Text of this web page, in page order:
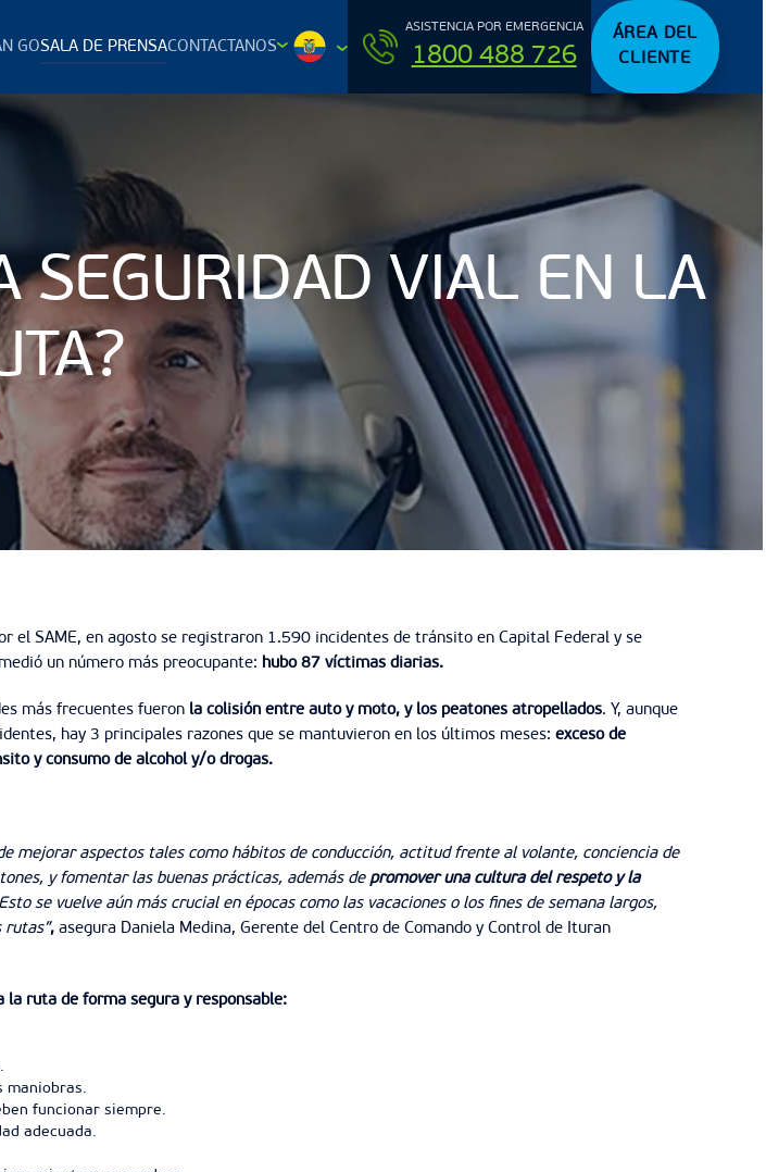
GOSALA DE PRENSACONTACTANOS
ASISTENCIA POR EMERGENCIA
1800 488 726
ÁREA DEL
CLIENTE
SEGURIDAD VIAL EN LA
el SAME, en agosto se registraron 1.590 incidentes de tránsito en Capital Federal y se
un número más preocupante: hubo 87 víctimas diarias.
más frecuentes fueron la colisión entre auto y moto, y los peatones atropellados. Y, aunque
hay 3 principales razones que se mantuvieron en los últimos meses: exceso de
y consumo de alcohol y/o drogas.
mejorar aspectos tales como hábitos de conducción, actitud frente al volante, conciencia de
y fomentar las buenas prácticas, además depromover una cultura del respeto y la
Esto se vuelve aún más crucial en épocas como las vacaciones o los fines de semana largos,
rutas”, asegura Daniela Medina, Gerente del Centro de Comando y Control de Ituran
la ruta de forma segura y responsable:
maniobras.
funcionar siempre.
adecuada.